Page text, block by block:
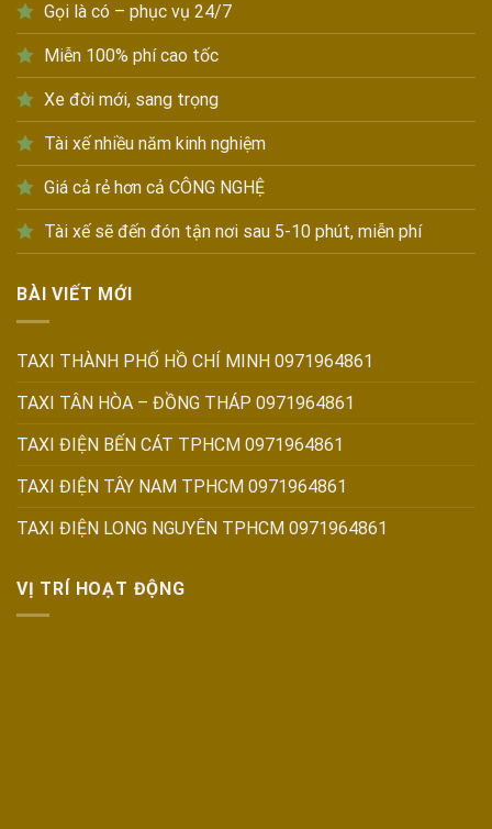
Gọi là có – phục vụ 24/7
Miễn 100% phí cao tốc
Xe đời mới, sang trọng
Tài xế nhiều năm kinh nghiệm
Giá cả rẻ hơn cả CÔNG NGHỆ
Tài xế sẽ đến đón tận nơi sau 5-10 phút, miễn phí
BÀI VIẾT MỚI
TAXI THÀNH PHỐ HỒ CHÍ MINH 0971964861
TAXI TÂN HÒA – ĐỒNG THÁP 0971964861
TAXI ĐIỆN BẾN CÁT TPHCM 0971964861
TAXI ĐIỆN TÂY NAM TPHCM 0971964861
TAXI ĐIỆN LONG NGUYÊN TPHCM 0971964861
VỊ TRÍ HOẠT ĐỘNG